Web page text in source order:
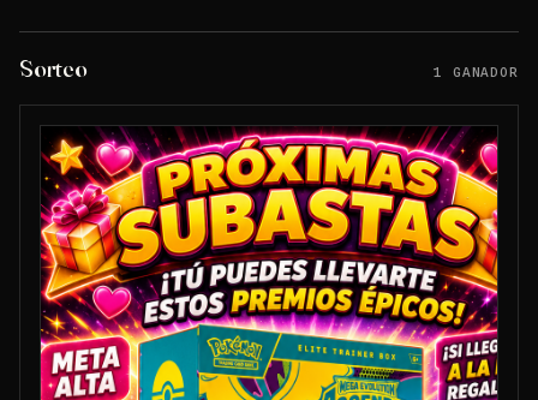
Sorteo 1 GANADOR